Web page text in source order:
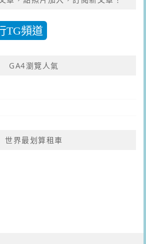
TG頻道
GA4瀏覽人氣
世界最划算租車